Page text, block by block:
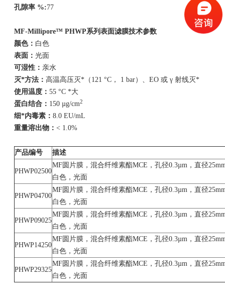
孔隙率%:77
MF-Millipore™ PHWP系列 表面滤膜技术参数
颜色： 白色
表面： 光面
可湿性： 亲水
灭*方法： 高温高压灭*（121 °C， 1 bar）、EO 或 γ 射线灭*
使用温度： 55 °C *大
蛋白结合： 150 µg/cm2
细*内毒素： 8.0 EU/mL
重量溶出物： < 1.0%
产品编号 描述
PHWP02500
MF圆片膜，混合纤维素酯MCE，孔径0.3µm，直径
白色，光面
PHWP04700
MF圆片膜，混合纤维素酯MCE，孔径0.3µm，直径
白色，光面
PHWP09025
MF圆片膜，混合纤维素酯MCE，孔径0.3µm，直径
白色，光面
PHWP14250
MF圆片膜，混合纤维素酯MCE，孔径0.3µm，直径
白色，光面
PHWP29325
MF圆片膜，混合纤维素酯MCE，孔径0.3µm，直径
白色，光面